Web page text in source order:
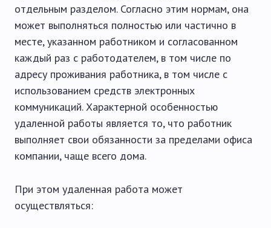
отдельным разделом. Согласно этим нормам, она
может выполняться полностью или частично в
месте, указанном работником и согласованном
каждый раз с работодателем, в том числе по
адресу проживания работника, в том числе с
использованием средств электронных
коммуникаций. Характерной особенностью
удаленной работы является то, что работник
выполняет свои обязанности за пределами офиса
компании, чаще всего дома.
При этом удаленная работа может
осуществляться: